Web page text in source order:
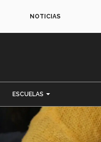
NOTICIAS
ESCUELAS